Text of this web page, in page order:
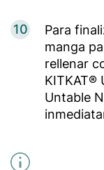
10
Para
manga
rellenar
KITKAT®
Untable